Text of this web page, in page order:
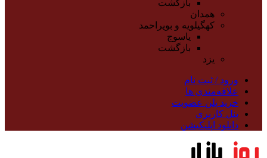
بازگشت
همدان
کهگیلویه و بویراحمد
یاسوج
بازگشت
یزد
ورود / ثبت نام
علاقه‌مندی ها
خرید پلن عضویت
پنل کاربری
دانلود اپلیکیشن